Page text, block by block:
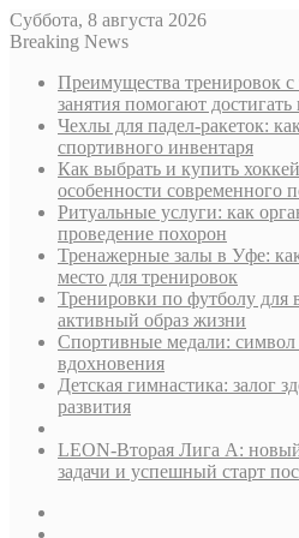
Суббота, 8 августа 2026
Breaking News
Преимущества тренировок с
занятия помогают достигать
Чехлы для падел-ракеток:
спортивного инвентаря
Как выбрать и купить
особенности современного
Ритуальные услуги: как
проведение похорон
Тренажерные залы в Уфе:
место для тренировок
Тренировки по футболу для
активный образ жизни
Спортивные медали:
вдохновения
Детская гимнастика: залог
развития
LEON-Вторая Лига А:
задачи и успешный старт